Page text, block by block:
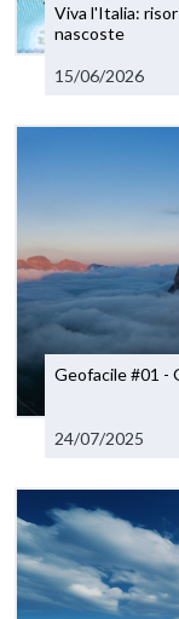
Viva l'Italia: risorse
nascoste
15/06/2026
Geofacile #01 -
24/07/2025